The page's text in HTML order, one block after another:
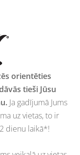
orientēties
tieši Jūsu
Ja gadījumā Jums
uz vietas, to ir
dienu laikā*!